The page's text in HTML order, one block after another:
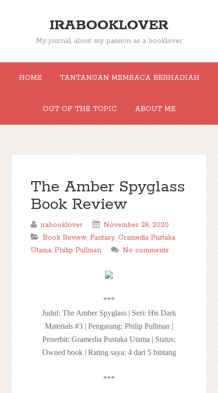
IRABOOKLOVER
My journal, about my passion as a booklover
HOME TANTANGAN MEMBACA BERHADIAH
OUT OF THE TOPIC ABOUT ME
The Amber Spyglass
Book Review
irabooklover
November 28, 2020
Book Review, Fantasy, Gramedia Pustaka
Utama, Philip Pullman No comments
***
Judul: The Amber Spyglass | Seri: His Dark
Materials #3 | Pengarang: Philip Pullman |
Penerbit: Gramedia Pustaka Utama | Status:
Owned book | Rating saya: 4 dari 5 bintang
***